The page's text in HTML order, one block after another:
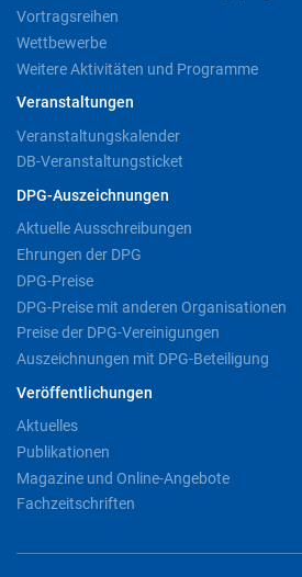
Vortragsreihen
Wettbewerbe
Weitere Aktivitäten und Programme
Veranstaltungen
Veranstaltungskalender
DB-Veranstaltungsticket
DPG-Auszeichnungen
Aktuelle Ausschreibungen
Ehrungen der DPG
DPG-Preise
DPG-Preise mit anderen Organisationen
Preise der DPG-Vereinigungen
Auszeichnungen mit DPG-Beteiligung
Veröffentlichungen
Aktuelles
Publikationen
Magazine und Online-Angebote
Fachzeitschriften